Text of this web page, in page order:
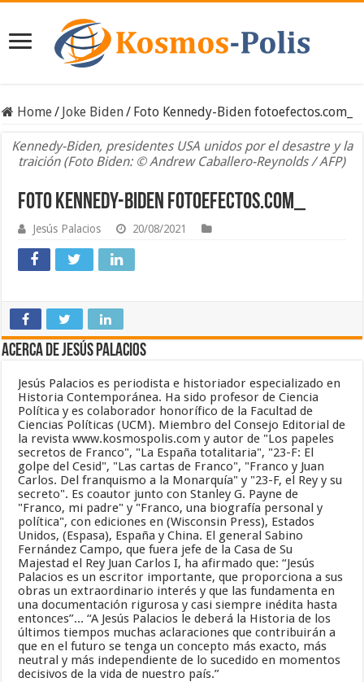
Home/ Joke Biden/ Foto Kennedy-Biden fotoefectos.com_
Kennedy-Biden, presidentes USA unidos por el desastre y la
traición (Foto Biden: © Andrew Caballero-Reynolds / AFP)
Foto Kennedy-Biden fotoefectos.com_
Jesús Palacios 20/08/2021
Acerca de Jesús Palacios
Jesús Palacios es periodista e historiador especializado en
Historia Contemporánea. Ha sido profesor de Ciencia
Política y es colaborador honorífico de la Facultad de
Ciencias Políticas (UCM). Miembro del Consejo Editorial de
la revista www.kosmospolis.com y autor de "Los papeles
secretos de Franco", "La España totalitaria", "23-F: El
golpe del Cesid", "Las cartas de Franco", "Franco y Juan
Carlos. Del franquismo a la Monarquía" y "23-F, el Rey y su
secreto". Es coautor junto con Stanley G. Payne de
"Franco, mi padre" y "Franco, una biografía personal y
política", con ediciones en (Wisconsin Press), Estados
Unidos, (Espasa), España y China. El general Sabino
Fernández Campo, que fuera jefe de la Casa de Su
Majestad el Rey Juan Carlos I, ha afirmado que: “Jesús
Palacios es un escritor importante, que proporciona a sus
obras un extraordinario interés y que las fundamenta en
una documentación rigurosa y casi siempre inédita hasta
entonces”... “A Jesús Palacios le deberá la Historia de los
últimos tiempos muchas aclaraciones que contribuirán a
que en el futuro se tenga un concepto más exacto, más
neutral y más independiente de lo sucedido en momentos
decisivos de la vida de nuestro país.”